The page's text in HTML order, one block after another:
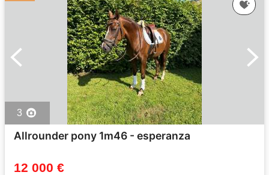
3
Allrounder pony 1m46 - esperanza
12 000 €